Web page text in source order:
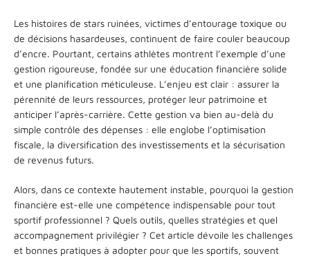
Les histoires de stars ruinées, victimes d’entourage toxique ou
de décisions hasardeuses, continuent de faire couler beaucoup
d’encre. Pourtant, certains athlètes montrent l’exemple d’une
gestion rigoureuse, fondée sur une éducation financière solide
et une planification méticuleuse. L’enjeu est clair : assurer la
pérennité de leurs ressources, protéger leur patrimoine et
anticiper l’après-carrière. Cette gestion va bien au-delà du
simple contrôle des dépenses : elle englobe l’optimisation
fiscale, la diversification des investissements et la sécurisation
de revenus futurs.
Alors, dans ce contexte hautement instable, pourquoi la gestion
financière est-elle une compétence indispensable pour tout
sportif professionnel ? Quels outils, quelles stratégies et quel
accompagnement privilégier ? Cet article dévoile les challenges
et bonnes pratiques à adopter pour que les sportifs, souvent